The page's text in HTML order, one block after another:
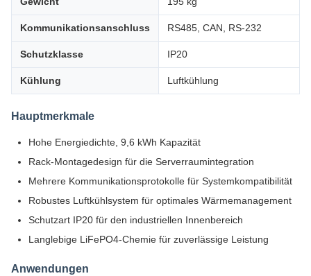
Kommunikationsanschluss RS485, CAN, RS-232
Schutzklasse IP20
Kühlung Luftkühlung
Hauptmerkmale
Hohe Energiedichte, 9,6 kWh Kapazität
Rack-Montagedesign für die Serverraumintegration
Mehrere Kommunikationsprotokolle für Systemkompatibilität
Robustes Luftkühlsystem für optimales Wärmemanagement
Schutzart IP20 für den industriellen Innenbereich
Langlebige LiFePO4-Chemie für zuverlässige Leistung
Anwendungen